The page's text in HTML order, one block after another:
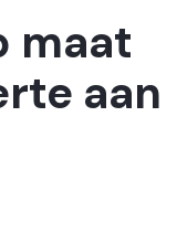
maat
aan